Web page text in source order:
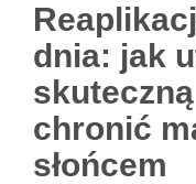
dnia: jak
chronić
słońcem